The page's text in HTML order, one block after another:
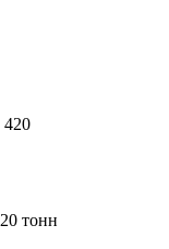
тонн